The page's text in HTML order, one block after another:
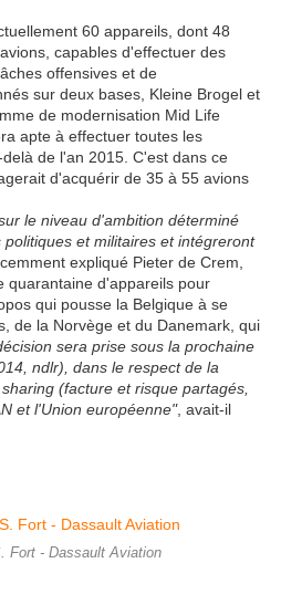
60 appareils, dont 48
capables d'effectuer des
offensives et de
sur deux bases, Kleine Brogel et
de modernisation Mid Life
apte à effectuer toutes les
de l'an 2015. C'est dans ce
d'acquérir de 35 à 55 avions
le niveau d'ambition déterminé
et militaires et intégreront
expliqué Pieter de Crem,
quarantaine d'appareils pour
qui pousse la Belgique à se
de la Norvège et du Danemark, qui
sera prise sous la prochaine
ndlr), dans le respect de la
(facture et risque partagés,
et l'Union européenne", avait-il
Fort - Dassault Aviation